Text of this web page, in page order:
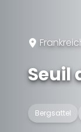
Seuil
Bergsattel